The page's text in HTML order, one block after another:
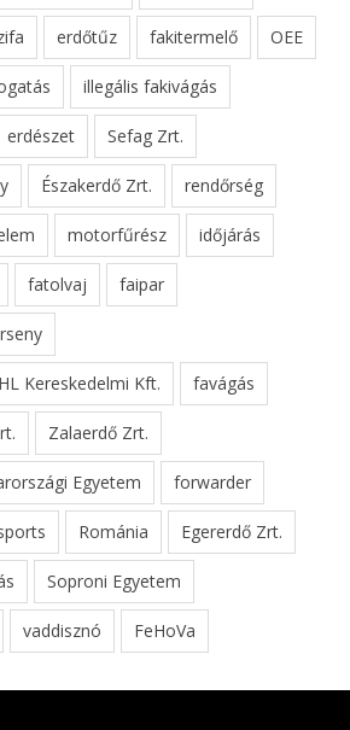
erdőtűz fakitermelő OEE
illegális fakivágás
erdészet Sefag Zrt.
Északerdő Zrt. rendőrség
motorfűrész időjárás
fatolvaj faipar
Kereskedelmi Kft. favágás
Zalaerdő Zrt.
Egyetem forwarder
Románia Egererdő Zrt.
Soproni Egyetem
vaddisznó FeHoVa